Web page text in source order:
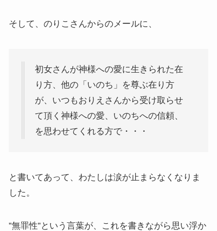
そして、のりこさんからのメールに、
初女さんが神様への愛に生きられた在
り方、他の「いのち」を尊ぶ在り方
が、いつもおりえさんから受け取らせ
て頂く神様への愛、いのちへの信頼、
を思わせてくれる方で・・・
と書いてあって、わたしは涙が止まらなくなりま
した。
”無罪性”という言葉が、これを書きながら思い浮か